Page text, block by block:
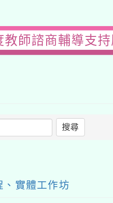
師諮商輔導支持
搜尋
、實體工作坊